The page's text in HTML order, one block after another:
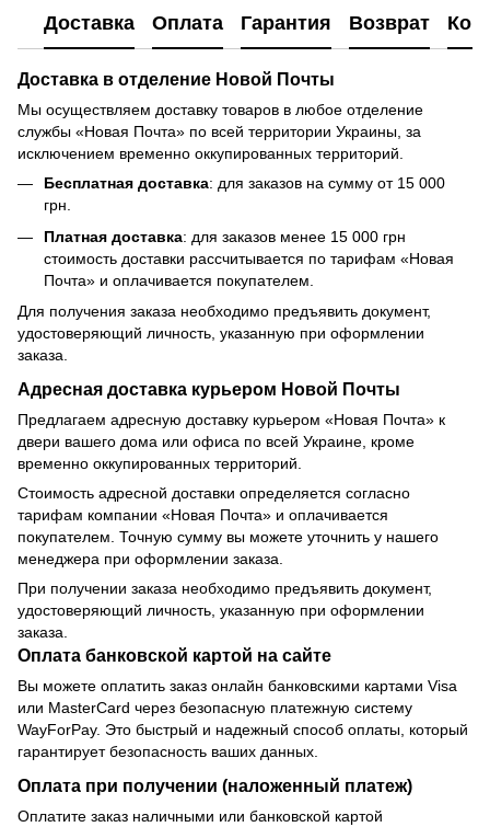
Доставка Оплата Гарантия Возврат
Доставка в отделение Новой Почты
Мы осуществляем доставку товаров в любое отделение
службы «Новая Почта» по всей территории Украины, за
исключением временно оккупированных территорий.
Бесплатная доставка: для заказов на сумму от 15 000
грн.
Платная доставка: для заказов менее 15 000 грн
стоимость доставки рассчитывается по тарифам «Новая
Почта» и оплачивается покупателем.
Для получения заказа необходимо предъявить документ,
удостоверяющий личность, указанную при оформлении
заказа.
Адресная доставка курьером Новой Почты
Предлагаем адресную доставку курьером «Новая Почта» к
двери вашего дома или офиса по всей Украине, кроме
временно оккупированных территорий.
Стоимость адресной доставки определяется согласно
тарифам компании «Новая Почта» и оплачивается
покупателем. Точную сумму вы можете уточнить у нашего
менеджера при оформлении заказа.
При получении заказа необходимо предъявить документ,
удостоверяющий личность, указанную при оформлении
заказа.
Оплата банковской картой на сайте
Вы можете оплатить заказ онлайн банковскими картами Visa
или MasterCard через безопасную платежную систему
WayForPay. Это быстрый и надежный способ оплаты, который
гарантирует безопасность ваших данных.
Оплата при получении (наложенный платеж)
Оплатите заказ наличными или банковской картой